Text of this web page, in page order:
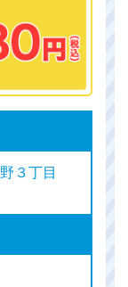
３丁目